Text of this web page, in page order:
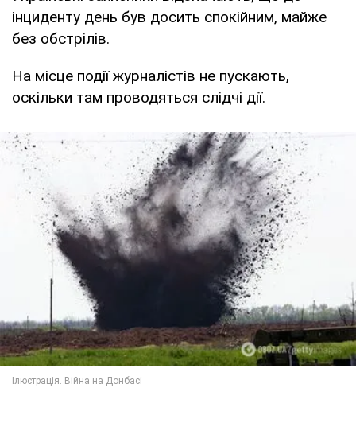
інциденту день був досить спокійним, майже
без обстрілів.
На місце події журналістів не пускають,
оскільки там проводяться слідчі дії.